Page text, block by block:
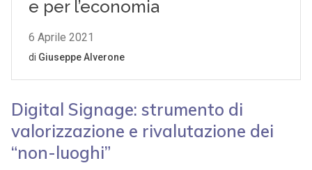
Digital Signage: strumento di
valorizzazione e rivalutazione dei
“non-luoghi”